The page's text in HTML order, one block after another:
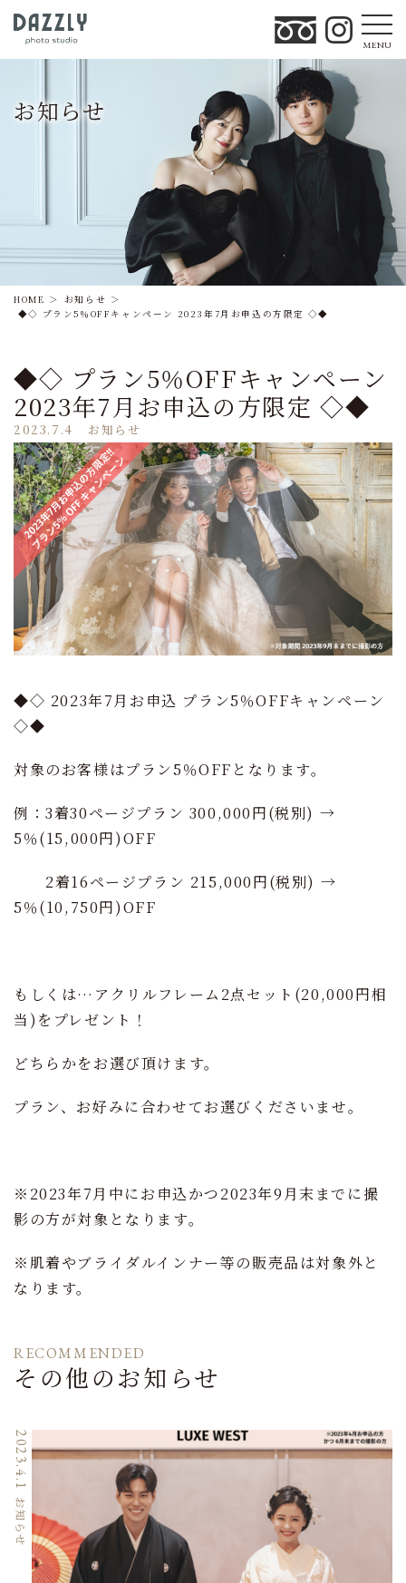
MENU
お知らせ
HOME
お知らせ
◆◇ プラン5％OFFキャンペーン 2023年7月お申込の方限定 ◇◆
◆◇ プラン5％OFFキャンペーン
2023年7月お申込の方限定 ◇◆
2023.7.4 お知らせ
◆◇ 2023年7月お申込 プラン5％OFFキャンペーン
◇◆
対象のお客様はプラン5％OFFとなります。
例：3着30ページプラン 300,000円(税別) →
5％(15,000円)OFF
2着16ページプラン 215,000円(税別) →
5％(10,750円)OFF
もしくは…アクリルフレーム2点セット(20,000円相
当)をプレゼント！
どちらかをお選び頂けます。
プラン、お好みに合わせてお選びくださいませ。
※2023年7月中にお申込かつ2023年9月末までに撮
影の方が対象となります。
※肌着やブライダルインナー等の販売品は対象外と
なります。
RECOMMENDED
その他のお知らせ
2023.4.1
お知らせ